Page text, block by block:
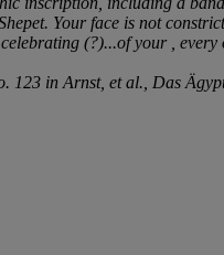
Your face is not
(?)...of your
,
123 in Arnst, et al., Das